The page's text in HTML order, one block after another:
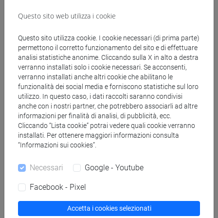
Tolstoj.
Testi di riferimento
Testi di riferimento
B. Pascal, "Frammenti", tr. it. di E. Balmas, Rizzoli,
Milano 1994 e successive ristampe.
Lo studente deve poi portare all’esame uno a scelta
elencati:
F. M. Dostoevskij, Memorie del sottosuolo;
Questo sito web utilizza i cookie
Questo sito utilizza cookie. I cookie necessari (di prima parte)
permettono il corretto funzionamento del sito e di effettuare
analisi statistiche anonime. Cliccando sulla X in alto a destra
verranno installati solo i cookie necessari. Se acconsenti,
verranno installati anche altri cookie che abilitano le
funzionalità dei social media e forniscono statistiche sul loro
utilizzo. In questo caso, i dati raccolti saranno condivisi
anche con i nostri partner, che potrebbero associarli ad altre
informazioni per finalità di analisi, di pubblicità, ecc.
Cliccando “Lista cookie” potrai vedere quali cookie verranno
installati. Per ottenere maggiori informazioni consulta
“Informazioni sui cookies”.
Necessari Google - Youtube
Facebook - Pixel
Accetta i cookies selezionati